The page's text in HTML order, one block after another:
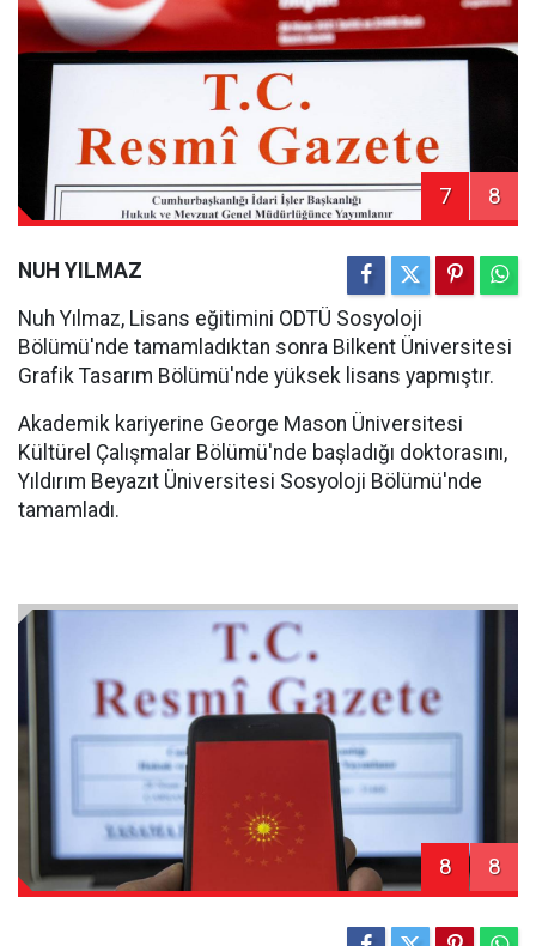
7 8
NUH YILMAZ
Nuh Yılmaz, Lisans eğitimini ODTÜ Sosyoloji
Bölümü'nde tamamladıktan sonra Bilkent Üniversitesi
Grafik Tasarım Bölümü'nde yüksek lisans yapmıştır.
Akademik kariyerine George Mason Üniversitesi
Kültürel Çalışmalar Bölümü'nde başladığı doktorasını,
Yıldırım Beyazıt Üniversitesi Sosyoloji Bölümü'nde
tamamladı.
8 8